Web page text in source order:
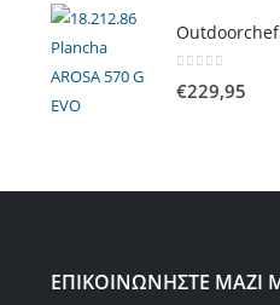
€229,95
ΕΠΙΚΟΙΝΩΝΗΣΤΕ ΜΑΖΙ